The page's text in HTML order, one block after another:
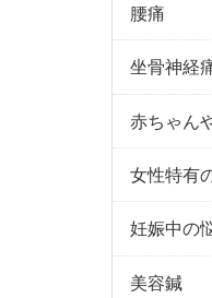
腰痛
坐骨神経
赤ちゃん
女性特有
妊娠中の
美容鍼